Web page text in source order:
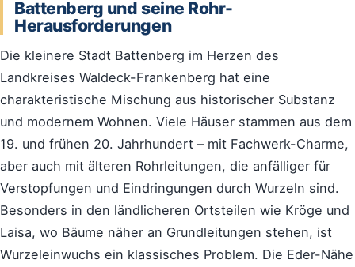
Battenberg und seine Rohr-
Herausforderungen
Die kleinere Stadt Battenberg im Herzen des
Landkreises Waldeck-Frankenberg hat eine
charakteristische Mischung aus historischer Substanz
und modernem Wohnen. Viele Häuser stammen aus dem
19. und frühen 20. Jahrhundert – mit Fachwerk-Charme,
aber auch mit älteren Rohrleitungen, die anfälliger für
Verstopfungen und Eindringungen durch Wurzeln sind.
Besonders in den ländlicheren Ortsteilen wie Kröge und
Laisa, wo Bäume näher an Grundleitungen stehen, ist
Wurzeleinwuchs ein klassisches Problem. Die Eder-Nähe